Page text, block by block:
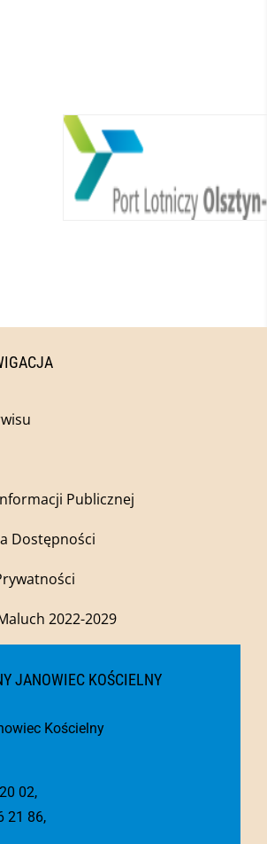
Publicznej
Dostępności
2022-2029
JANOWIEC KOŚCIELNY
Kościelny
02,
21 86,